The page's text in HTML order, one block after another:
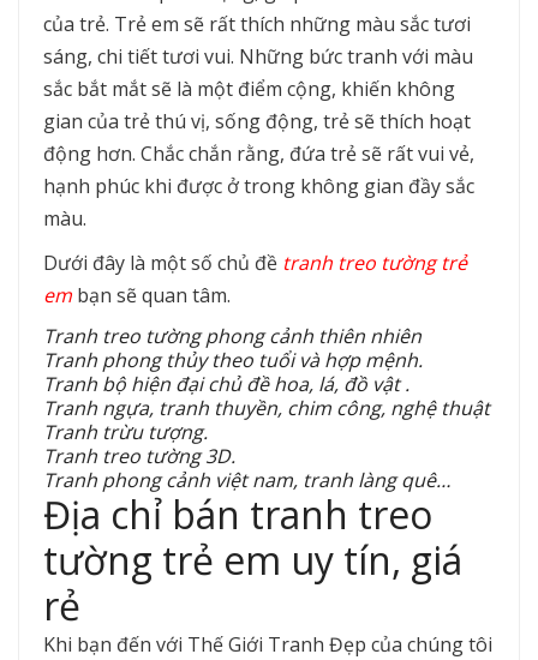
của trẻ. Trẻ em sẽ rất thích những màu sắc tươi
sáng, chi tiết tươi vui. Những bức tranh với màu
sắc bắt mắt sẽ là một điểm cộng, khiến không
gian của trẻ thú vị, sống động, trẻ sẽ thích hoạt
động hơn. Chắc chắn rằng, đứa trẻ sẽ rất vui vẻ,
hạnh phúc khi được ở trong không gian đầy sắc
màu.
Dưới đây là một số chủ đề tranh treo tường trẻ
em bạn sẽ quan tâm.
Tranh treo tường phong cảnh thiên nhiên
Tranh phong thủy theo tuổi và hợp mệnh.
Tranh bộ hiện đại chủ đề hoa, lá, đồ vật .
Tranh ngựa, tranh thuyền, chim công, nghệ thuật
Tranh trừu tượng.
Tranh treo tường 3D.
Tranh phong cảnh việt nam, tranh làng quê…
Địa chỉ bán tranh treo
tường trẻ em uy tín, giá
rẻ
Khi bạn đến với Thế Giới Tranh Đẹp của chúng tôi